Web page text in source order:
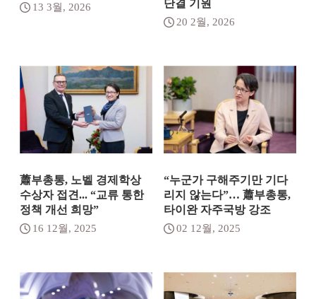
13 3월, 2026
단결 기원
20 2월, 2026
蕭부총통, 노벨 경제학상
수상자 접견... “교류 통한
정책 개선 희망”
16 12월, 2025
“누군가 구해주기만 기다
리지 않는다”… 蕭부총통,
타이완 자주국방 강조
02 12월, 2025